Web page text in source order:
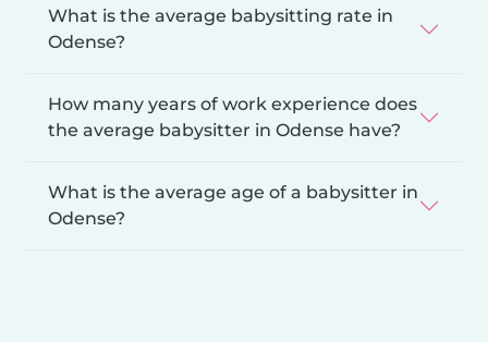
What is the average babysitting rate in
Odense?
How many years of work experience does
the average babysitter in Odense have?
What is the average age of a babysitter in
Odense?